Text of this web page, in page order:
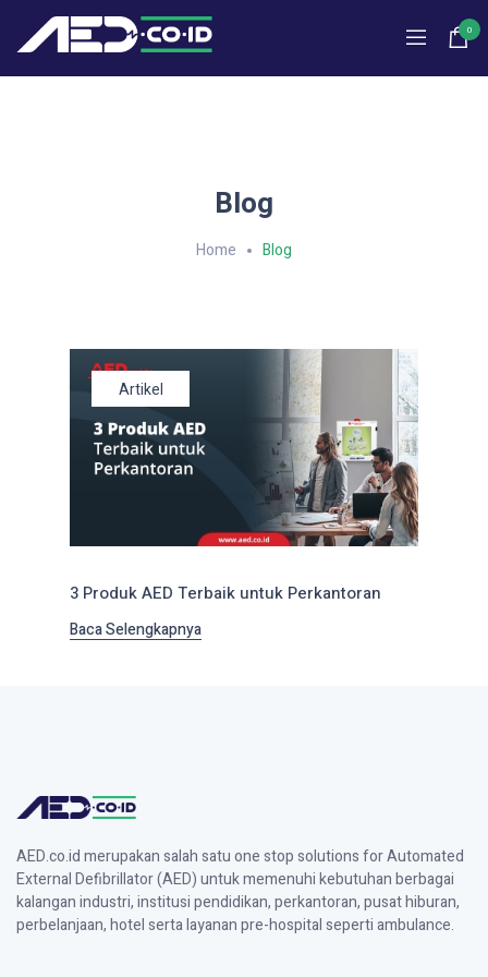
0
Blog
Home Blog
Artikel
3 Produk AED Terbaik untuk Perkantoran
Baca Selengkapnya
AED.co.id merupakan salah satu one stop solutions for Automated
External Defibrillator (AED) untuk memenuhi kebutuhan berbagai
kalangan industri, institusi pendidikan, perkantoran, pusat hiburan,
perbelanjaan, hotel serta layanan pre-hospital seperti ambulance.